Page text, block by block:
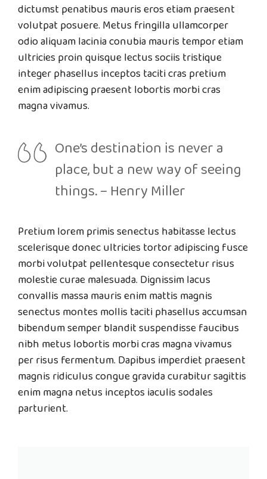
dictumst penatibus mauris eros etiam praesent
volutpat posuere. Metus fringilla ullamcorper
odio aliquam lacinia conubia mauris tempor etiam
ultricies proin quisque lectus sociis tristique
integer phasellus inceptos taciti cras pretium
enim adipiscing praesent lobortis morbi cras
magna vivamus.
One’s destination is never a
place, but a new way of seeing
things. – Henry Miller
Pretium lorem primis senectus habitasse lectus
scelerisque donec ultricies tortor adipiscing fusce
morbi volutpat pellentesque consectetur risus
molestie curae malesuada. Dignissim lacus
convallis massa mauris enim mattis magnis
senectus montes mollis taciti phasellus accumsan
bibendum semper blandit suspendisse faucibus
nibh metus lobortis morbi cras magna vivamus
per risus fermentum. Dapibus imperdiet praesent
magnis ridiculus congue gravida curabitur sagittis
enim magna netus inceptos iaculis sodales
parturient.